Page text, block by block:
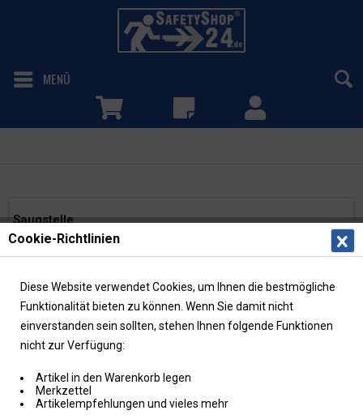
MENÜ
Saugstelle
Filtern
Cookie-Richtlinien
Diese Website verwendet Cookies, um Ihnen die bestmögliche
Funktionalität bieten zu können. Wenn Sie damit nicht
einverstanden sein sollten, stehen Ihnen folgende Funktionen
nicht zur Verfügung:
Artikel in den Warenkorb legen
Merkzettel
Artikelempfehlungen und vieles mehr